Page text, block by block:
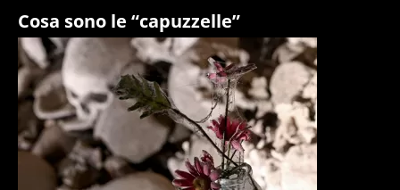
Cosa sono le “capuzzelle”